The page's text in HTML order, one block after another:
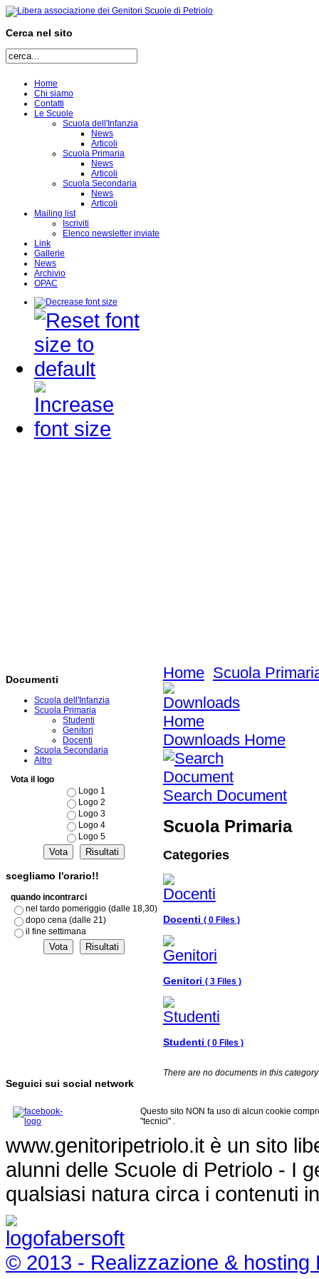
Cerca nel sito
Home
Chi siamo
Contatti
Le Scuole
Scuola dell'Infanzia
News
Articoli
Scuola Primaria
News
Articoli
Scuola Secondaria
News
Articoli
Mailing list
Iscriviti
Elenco newsletter inviate
Link
Gallerie
News
Archivio
OPAC
Documenti
Scuola dell'Infanzia
Scuola Primaria
Studenti
Genitori
Docenti
Scuola Secondaria
Altro
Vota il logo
Logo 1
Logo 2
Logo 3
Logo 4
Logo 5
scegliamo l'orario!!
quando incontrarci
nel tardo pomeriggio (dalle 18,30)
dopo cena (dalle 21)
il fine settimana
Home Scuola
Downloads Home
Search Document
Scuola Primaria
Categories
Docenti ( 0 Files )
Genitori ( 3 Files )
Studenti ( 0 Files )
There are no documents in this category
Seguici sui social network
Questo sito NON fa uso di alcun cookie
"tecnici" .
www.genitoripetriolo.it è un sito
alunni delle Scuole di Petriolo - I
qualsiasi natura circa i contenuti
© 2013 - Realizzazione & hosting